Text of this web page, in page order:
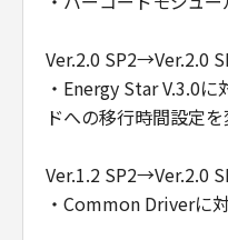
Ver.2.0 SP2→Ver.2.0
・Energy Star V.3.0
ドへの移行時間設定を
Ver.1.2 SP2→Ver.2.0
・Common Driverに